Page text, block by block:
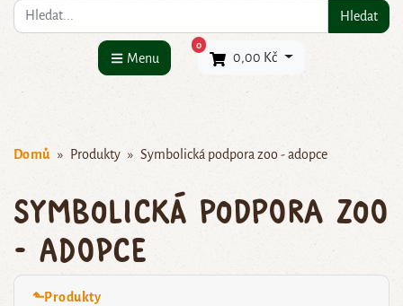
Co hledáte? Hledat
Menu
0×
0,00 Kč
Domů Produkty Symbolická podpora zoo - adopce
Symbolická podpora zoo
- adopce
⬑Produkty